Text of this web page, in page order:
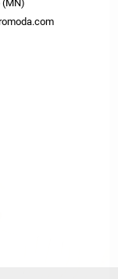
(MN)